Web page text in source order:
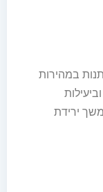
במהירות
ירידת